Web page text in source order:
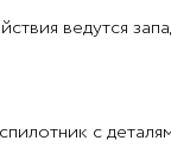
ведутся
с